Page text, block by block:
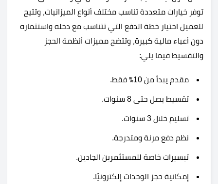
توفر خيارات متعددة تناسب مختلف أنواع الميزانيات، وتتيح
للعميل اختيار خطة الدفع التي تتناسب مع دخله واستثماره
دون أعباء مالية كبيرة، وتتضح مميزات أنظمة الحجز
والتقسيط فيما يلي:
مقدم يبدأ من 10٪ فقط.
تقسيط يصل حتى 8 سنوات.
تسليم خلال 3 سنوات.
نظم دفع مرنة ومتدرجة.
تيسيرات خاصة للمستثمرين الجادين.
إمكانية حجز الوحدات إلكترونيًا.